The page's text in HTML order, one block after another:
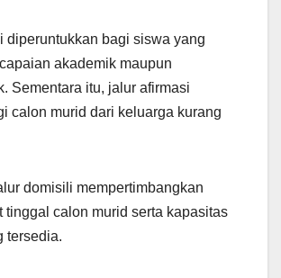
diperuntukkan bagi siswa yang
akademik maupun
Sementara itu, jalur afirmasi
calon murid dari keluarga kurang
domisili mempertimbangkan
tinggal calon murid serta kapasitas
tersedia.